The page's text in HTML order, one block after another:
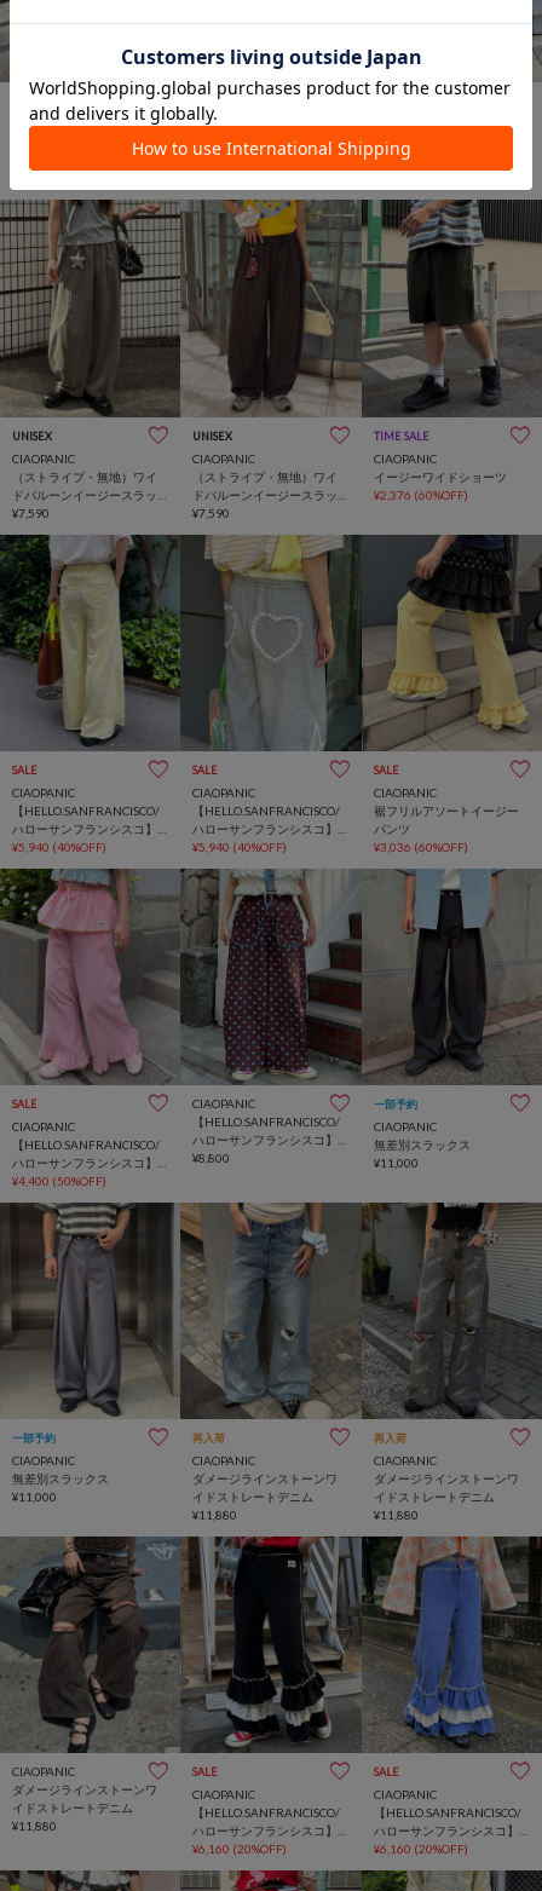
CIAOPANIC
（ストライプ・無地）ワイ
UNISEX
CIAOPANIC
（ストライプ・無地）ワイ
CIAOPANIC
（ストライプ・無地）ワイ
ドバルーンイージースラッ
UNISEX
CIAOPANIC
（ストライプ・無地）ワイ
ドバルーンイージースラッ
クス
¥7,590
UNISEX
CIAOPANIC
（ストライプ・無地）ワイ
ドバルーンイージースラッ
クス
¥7,590
TIME SALE
CIAOPANIC
イージーワイドショーツ
¥2,376 (60%OFF)
SALE
CIAOPANIC
【HELLO.SANFRANCISCO/
ハローサンフランシスコ】
レースウエストスウェット
¥5,940 (40%OFF)
SALE
CIAOPANIC
【HELLO.SANFRANCISCO/
ハローサンフランシスコ】
レースウエストスウェット
¥5,940 (40%OFF)
SALE
CIAOPANIC
裾フリルアソートイージー
パンツ
¥3,036 (60%OFF)
SALE
CIAOPANIC
【HELLO.SANFRANCISCO/
ハローサンフランシスコ】
レイヤードスカート付フリ
¥4,400 (50%OFF)
CIAOPANIC
【HELLO.SANFRANCISCO/
ハローサンフランシスコ】
ドット柄フリルポケットボ
¥8,800
一部予約
CIAOPANIC
無差別スラックス
¥11,000
一部予約
CIAOPANIC
無差別スラックス
¥11,000
再入荷
CIAOPANIC
ダメージラインストーンワ
イドストレートデニム
¥11,880
再入荷
CIAOPANIC
ダメージラインストーンワ
イドストレートデニム
¥11,880
CIAOPANIC
ダメージラインストーンワ
イドストレートデニム
¥11,880
SALE
CIAOPANIC
【HELLO.SANFRANCISCO/
ハローサンフランシスコ】
レースフリルワッフルパン
¥6,160 (20%OFF)
SALE
CIAOPANIC
【HELLO.SANFRANCISCO/
ハローサンフランシスコ】
レースフリルワッフルパン
¥6,160 (20%OFF)